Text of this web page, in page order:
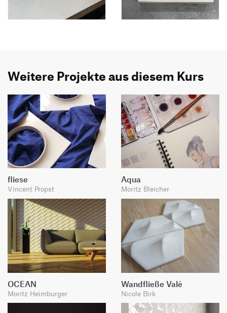
Weitere Projekte aus diesem Kurs
fliese
Vincent Propst
Aqua
Moritz Bleicher
OCEAN
Moritz Heimburger
Wandfließe Valė
Nicole Birk